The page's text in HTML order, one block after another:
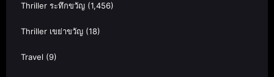
Thriller ระทึกขวัญ (1,456)
Thriller เขย่าขวัญ (18)
Travel (9)